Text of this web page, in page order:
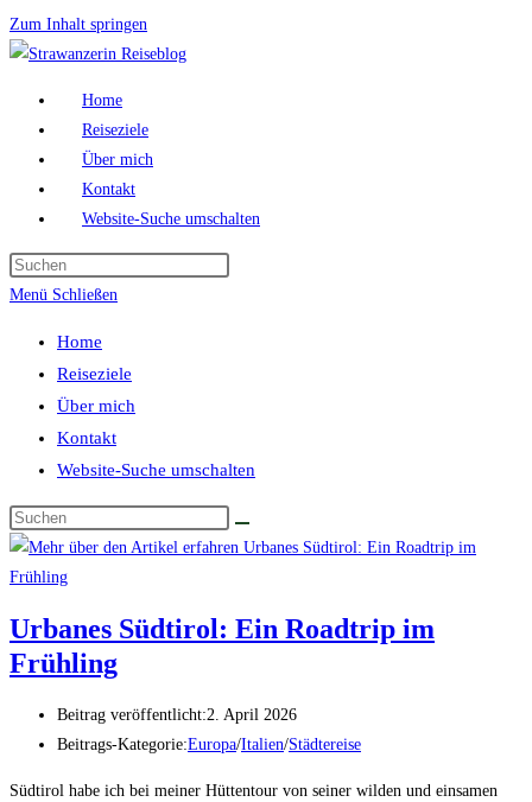
Zum Inhalt springen
Home
Reiseziele
Über mich
Kontakt
Website-Suche umschalten
Menü Schließen
Home
Reiseziele
Über mich
Kontakt
Website-Suche umschalten
Urbanes Südtirol: Ein Roadtrip im
Frühling
Beitrag veröffentlicht:2. April 2026
Beitrags-Kategorie:Europa/Italien/Städtereise
Südtirol habe ich bei meiner Hüttentour von seiner wilden und einsamen